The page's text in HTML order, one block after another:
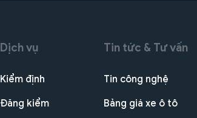
Dịch vụ
Kiểm định
Đăng kiểm
Tin tức & Tư vấn
Tin công nghệ
Bảng giá xe ô tô